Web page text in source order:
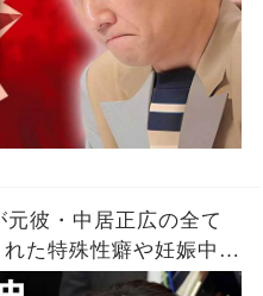
元彼・中居正広の全て
た特殊性癖や妊娠中絶
ビ』の"パン"に隠された